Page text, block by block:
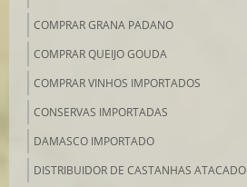
COMPRAR GRANA PADANO
COMPRAR QUEIJO GOUDA
COMPRAR VINHOS IMPORTADOS
CONSERVAS IMPORTADAS
DAMASCO IMPORTADO
DISTRIBUIDOR DE CASTANHAS ATACADO